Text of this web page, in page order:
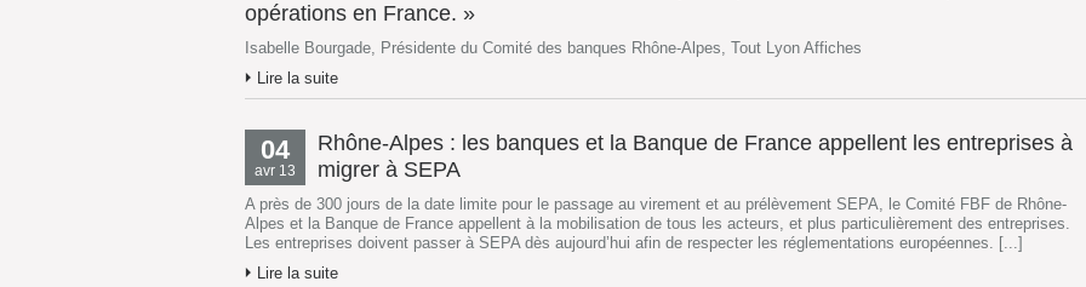
opérations en France. »
Isabelle Bourgade, Présidente du Comité des banques Rhône-Alpes, Tout Lyon Affiches
Lire la suite
04
avr 13
Rhône-Alpes : les banques et la Banque de France appellent les entreprises à
migrer à SEPA
A près de 300 jours de la date limite pour le passage au virement et au prélèvement SEPA, le Comité FBF de Rhône-
Alpes et la Banque de France appellent à la mobilisation de tous les acteurs, et plus particulièrement des entreprises.
Les entreprises doivent passer à SEPA dès aujourd’hui afin de respecter les réglementations européennes. [...]
Lire la suite